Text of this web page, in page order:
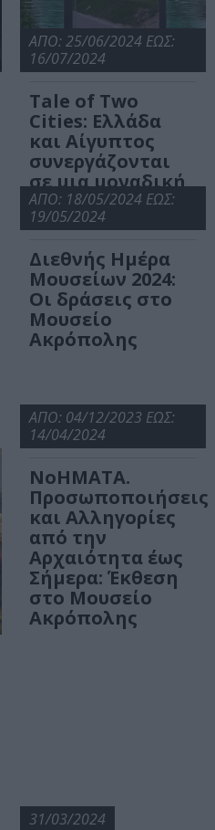
ΑΠΟ: 25/06/2024 ΕΩΣ:
16/07/2024
Tale of Two
Cities: Ελλάδα
και Αίγυπτος
συνεργάζονται
σε μια μοναδική
έκθεση
ΑΠΟ: 18/05/2024 ΕΩΣ:
19/05/2024
Διεθνής Ημέρα
Μουσείων 2024:
Οι δράσεις στο
Μουσείο
Ακρόπολης
ΑΠΟ: 04/12/2023 ΕΩΣ:
14/04/2024
ΝοΗΜΑΤΑ.
Προσωποποιήσεις
και Αλληγορίες
από την
Αρχαιότητα έως
Σήμερα: Έκθεση
στο Μουσείο
Ακρόπολης
31/03/2024